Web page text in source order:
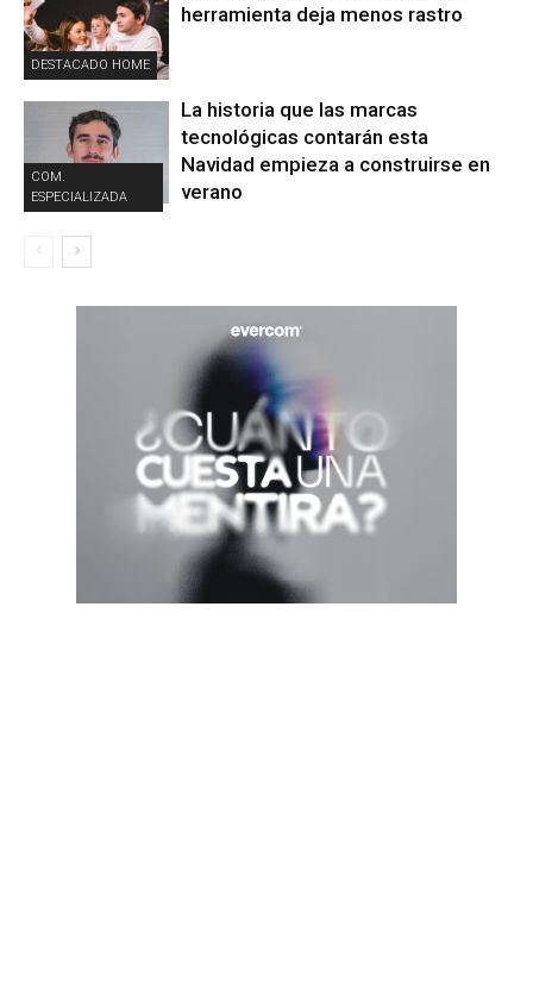
DESTACADO HOME
herramienta deja menos rastro
COM.
ESPECIALIZADA
La historia que las marcas
tecnológicas contarán esta
Navidad empieza a construirse en
verano